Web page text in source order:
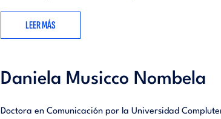
LEER MÁS
Daniela Musicco Nombela
Doctora en Comunicación por la Universidad